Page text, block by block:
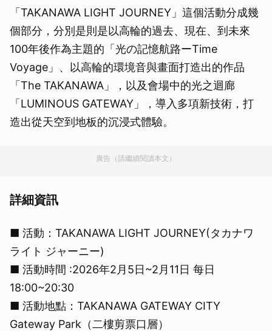
「TAKANAWA LIGHT JOURNEY」這個活動分成幾
個部分，分別是則是以高輪的過去、現在、到未來
100年後作為主題的「光の記憶航路ーTime
Voyage」、以高輪的環境音與畫面打造出的作品
「The TAKANAWA」，以及會場中的光之迴廊
「LUMINOUS GATEWAY」，導入多項新技術，打
造出從天空到地板的沉浸式體驗。
廣告（請繼續閱讀本文）
詳細資訊
■ 活動：TAKANAWA LIGHT JOURNEY(タカナワ
ライト ジャーニー)
■ 活動時間 :2026年2月5日~2月11日 每日
18:00~20:30
■ 活動地點：TAKANAWA GATEWAY CITY
Gateway Park（二樓剪票口層）